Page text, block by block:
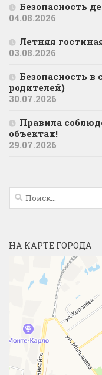
Безопасность
04.08.2026
Летняя
03.08.2026
Безопасность
родителей)
30.07.2026
Правила
объектах!
29.07.2026
Найти:
НА КАРТЕ ГОРОДА